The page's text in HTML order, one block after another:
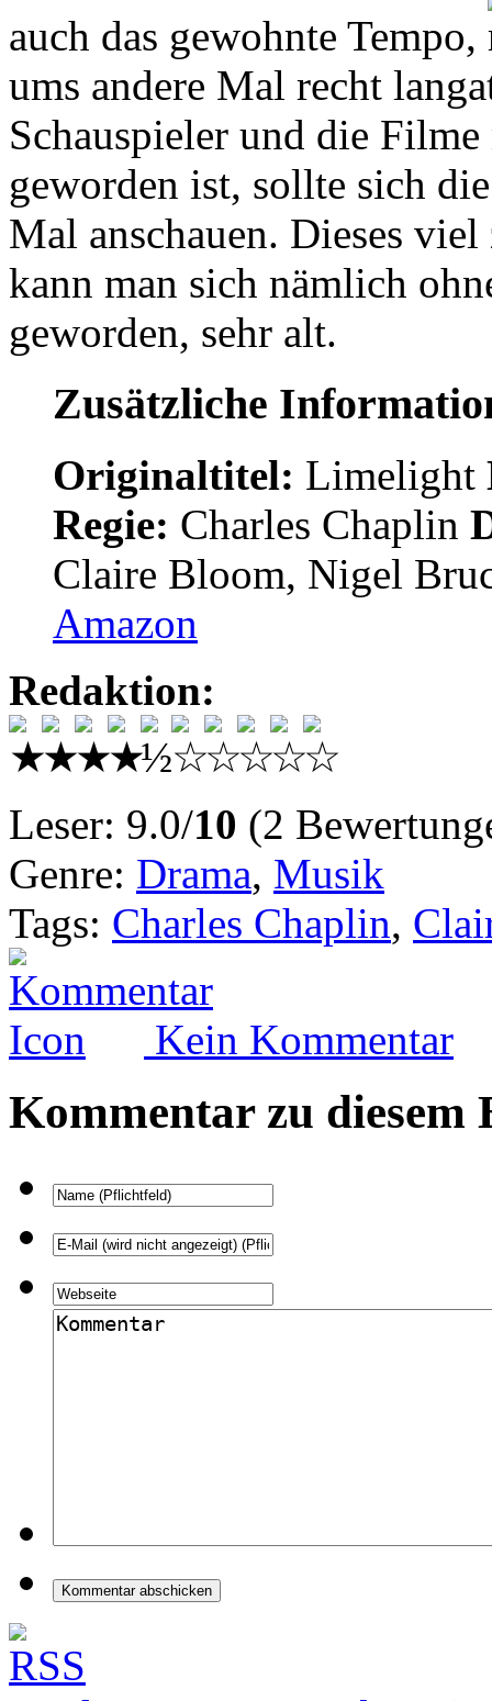
auch das gewohnte Tempo,
ums andere Mal recht
Schauspieler und die
geworden ist, sollte sich
Mal anschauen. Dieses
kann man sich nämlich
geworden, sehr alt.
Zusätzliche
Originaltitel: Limelight
Regie: Charles Chaplin
Claire Bloom, Nigel
Amazon
Redaktion:
Leser: 9.0/10 (2
Genre: Drama, Musik
Tags: Charles Chaplin,
Kein Kommentar
Kommentar zu diesem